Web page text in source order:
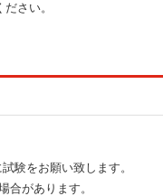
さい。
験をお願い致します。
合があります。